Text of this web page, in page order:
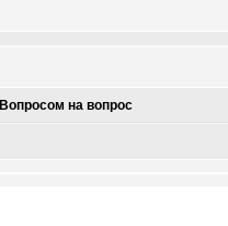
Вопросом на вопрос